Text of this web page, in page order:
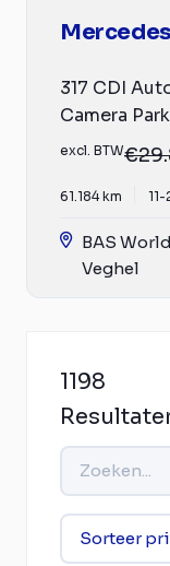
317 CDI
Camera
excl. BTW
61.184 km
BAS World
Veghel
1198